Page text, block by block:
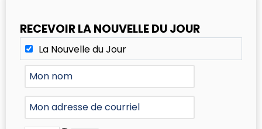
RECEVOIR LA NOUVELLE DU JOUR
La Nouvelle du Jour